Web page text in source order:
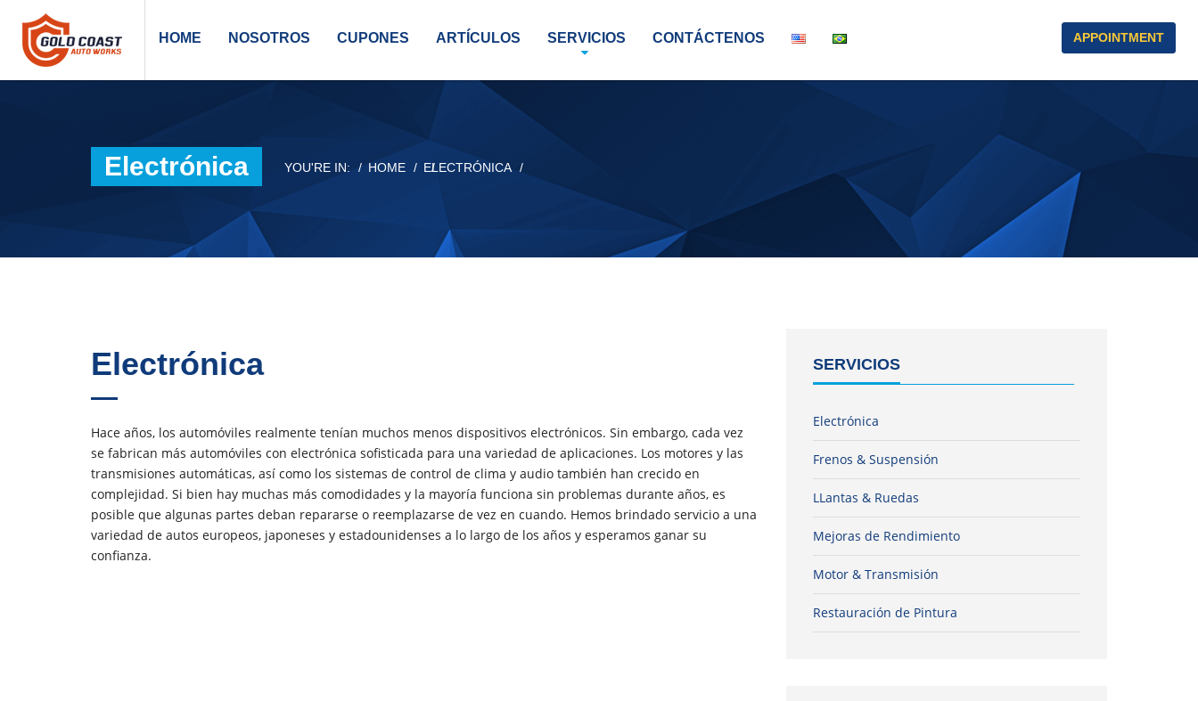
HOME NOSOTROS CUPONES ARTÍCULOS SERVICIOS CONTÁCTENOS APPOINTMENT
Electrónica YOU'RE IN: HOME ELECTRÓNICA
Electrónica
Hace años, los automóviles realmente tenían muchos menos dispositivos electrónicos. Sin embargo, cada vez
se fabrican más automóviles con electrónica sofisticada para una variedad de aplicaciones. Los motores y las
transmisiones automáticas, así como los sistemas de control de clima y audio también han crecido en
complejidad. Si bien hay muchas más comodidades y la mayoría funciona sin problemas durante años, es
posible que algunas partes deban repararse o reemplazarse de vez en cuando. Hemos brindado servicio a una
variedad de autos europeos, japoneses y estadounidenses a lo largo de los años y esperamos ganar su
confianza.
SERVICIOS
Electrónica
Frenos & Suspensión
LLantas & Ruedas
Mejoras de Rendimiento
Motor & Transmisión
Restauración de Pintura